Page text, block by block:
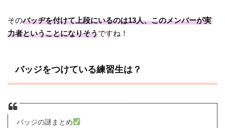
そのバッヂを付けて上段にいるのは13人、このメンバーが実
力者ということになりそうですね！
バッジをつけている練習生は？
バッジの謎まとめ